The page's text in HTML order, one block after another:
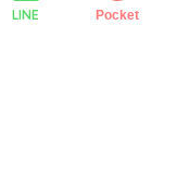
LINE Pocket